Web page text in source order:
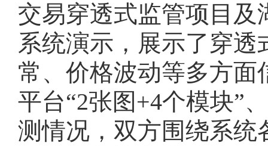
交易穿透式监管项目
系统演示，展示了穿
常、价格波动等多方
平台“2张图+4个模块”
测情况，双方围绕系统